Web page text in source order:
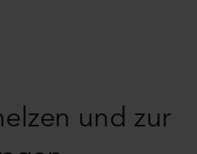
und zur